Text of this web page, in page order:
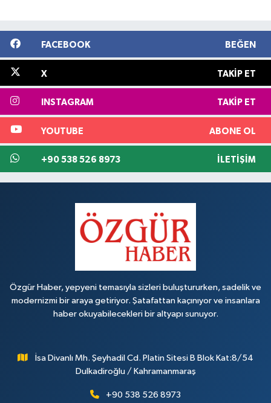
FACEBOOK BEĞEN
X TAKIP ET
INSTAGRAM TAKIP ET
YOUTUBE ABONE OL
+90 538 526 8973 İLETIŞIM
Özgür Haber, yepyeni temasıyla sizleri buluştururken, sadelik ve
modernizmi bir araya getiriyor. Şatafattan kaçınıyor ve insanlara
haber okuyabilecekleri bir altyapı sunuyor.
İsa Divanlı Mh. Şeyhadil Cd. Platin Sitesi B Blok Kat:8/54
Dulkadiroğlu / Kahramanmaraş
+90 538 526 8973